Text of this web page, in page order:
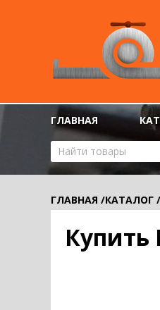
ГЛАВНАЯ
ГЛАВНАЯ /КАТАЛОГ /
Купить